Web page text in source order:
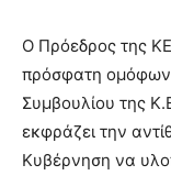
Ο Πρόεδρος της
πρόσφατη
Συμβουλίου της
εκφράζει την
Κυβέρνηση να